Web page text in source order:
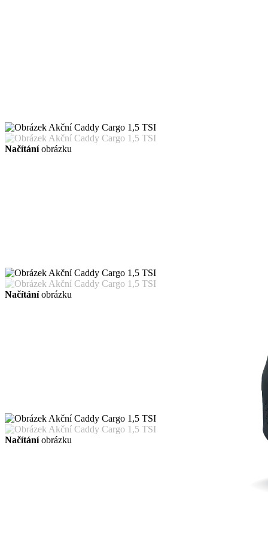
Načítáníobrázku
Načítáníobrázku
Načítáníobrázku